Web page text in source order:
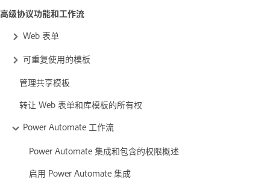
高级协议功能和工作流
Web 表单
可重复使用的模板
管理共享模板
转让 Web 表单和库模板的所有权
Power Automate 工作流
Power Automate 集成和包含的权限概述
启用 Power Automate 集成